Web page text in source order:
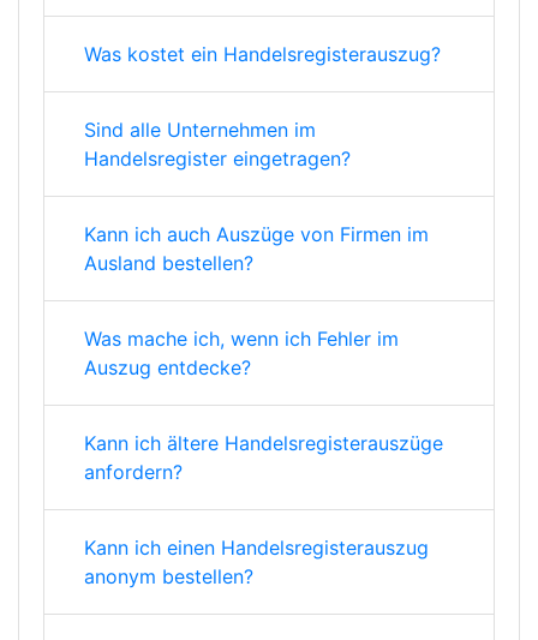
Was kostet ein Handelsregisterauszug?
Sind alle Unternehmen im
Handelsregister eingetragen?
Kann ich auch Auszüge von Firmen im
Ausland bestellen?
Was mache ich, wenn ich Fehler im
Auszug entdecke?
Kann ich ältere Handelsregisterauszüge
anfordern?
Kann ich einen Handelsregisterauszug
anonym bestellen?